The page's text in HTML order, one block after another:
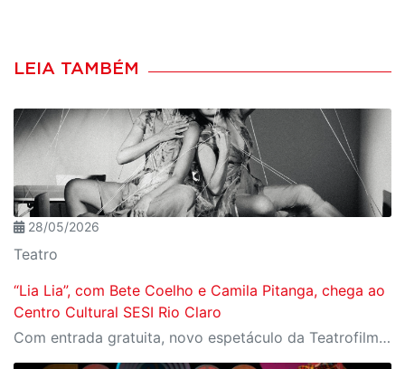
LEIA TAMBÉM
28/05/2026
Teatro
“Lia Lia”, com Bete Coelho e Camila Pitanga, chega ao
Centro Cultural SESI Rio Claro
Com entrada gratuita, novo espetáculo da Teatrofilme é uma adaptação do romance de Caetano Galindo, com direção de arte de Daniela Thomas